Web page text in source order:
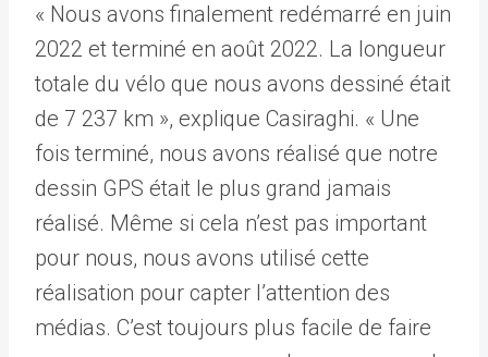
« Nous avons finalement redémarré en juin
2022 et terminé en août 2022. La longueur
totale du vélo que nous avons dessiné était
de 7 237 km », explique Casiraghi. « Une
fois terminé, nous avons réalisé que notre
dessin GPS était le plus grand jamais
réalisé. Même si cela n’est pas important
pour nous, nous avons utilisé cette
réalisation pour capter l’attention des
médias. C’est toujours plus facile de faire